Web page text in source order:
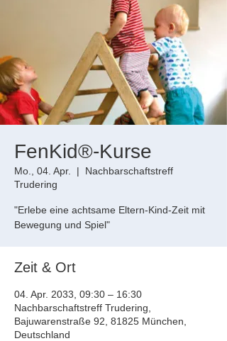
FenKid®-Kurse
Mo., 04. Apr.
  |
Nachbarschaftstreff
Trudering
"Erlebe eine achtsame Eltern-Kind-Zeit mit
Bewegung und Spiel"
Zeit & Ort
04. Apr. 2033, 09:30 – 16:30
Nachbarschaftstreff Trudering,
Bajuwarenstraße 92, 81825 München,
Deutschland